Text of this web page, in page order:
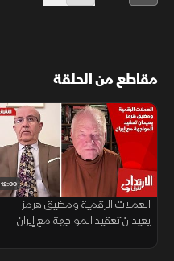
مقاطع من الحلقة
12:00
العملات الرقمية ومضيق هرمز
يعيدان تعقيد المواجهة مع إيران